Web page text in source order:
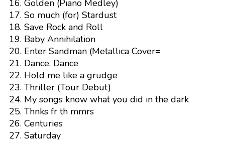
Golden (Piano Medley)
So much (for) Stardust
Save Rock and Roll
Baby Annihilation
Enter Sandman (Metallica Cover=
Dance, Dance
Hold me like a grudge
Thriller (Tour Debut)
My songs know what you did in the dark
Thnks fr th mmrs
Centuries
Saturday